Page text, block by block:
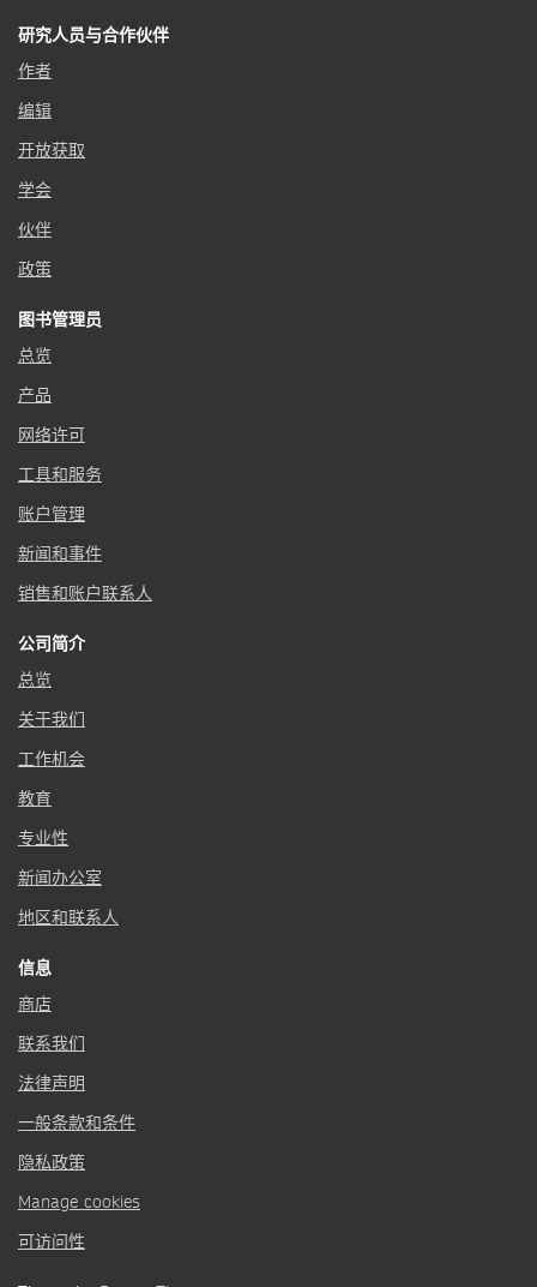
研究人员与合作伙伴
作者
编辑
开放获取
学会
伙伴
政策
图书管理员
总览
产品
网络许可
工具和服务
账户管理
新闻和事件
销售和账户联系人
公司简介
总览
关于我们
工作机会
教育
专业性
新闻办公室
地区和联系人
信息
商店
联系我们
法律声明
一般条款和条件
隐私政策
Manage cookies
可访问性